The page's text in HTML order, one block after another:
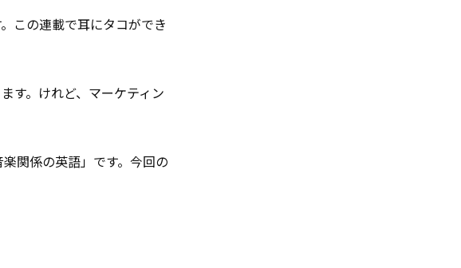
この連載で耳にタコができ
す。けれど、マーケティン
関係の英語」です。今回の